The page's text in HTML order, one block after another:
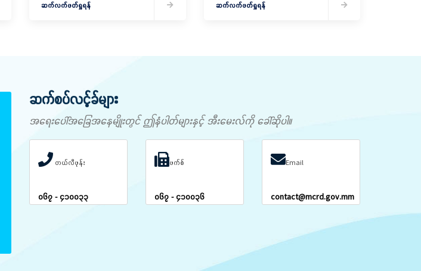
ဆက်လက်ဖတ်ရှုရန် ဆက်လက်ဖတ်ရှုရန်
ဆက်စပ်လင့်ခ်များ
အရေးပေါ်အခြေအနေမျိုးတွင် ဤနံပါတ်များနှင့် အီးမေးလ်ကို ခေါ်ဆိုပါ။
တယ်လီဖုန်း
၀၆၇ - ၄၁၀၀၃၃
ဖက်စ်
၀၆၇ - ၄၁၀၀၃၆
Email
contact@mcrd.gov.mm